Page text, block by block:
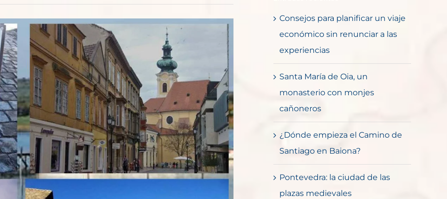
Consejos para planificar un viaje
económico sin renunciar a las
experiencias
Santa María de Oia, un
monasterio con monjes
cañoneros
¿Dónde empieza el Camino de
Santiago en Baiona?
Pontevedra: la ciudad de las
plazas medievales